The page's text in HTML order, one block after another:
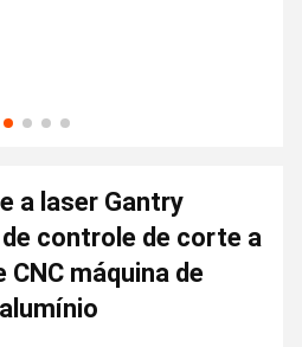
a laser Gantry
controle de corte a
CNC máquina de